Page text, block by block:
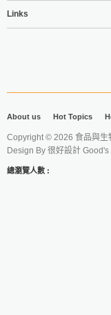
Links
About us Hot Topics
Copyright © 2026 食品與生
Design By 很好設計
總瀏覽人數 :